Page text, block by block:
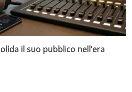
il suo pubblico nell’era